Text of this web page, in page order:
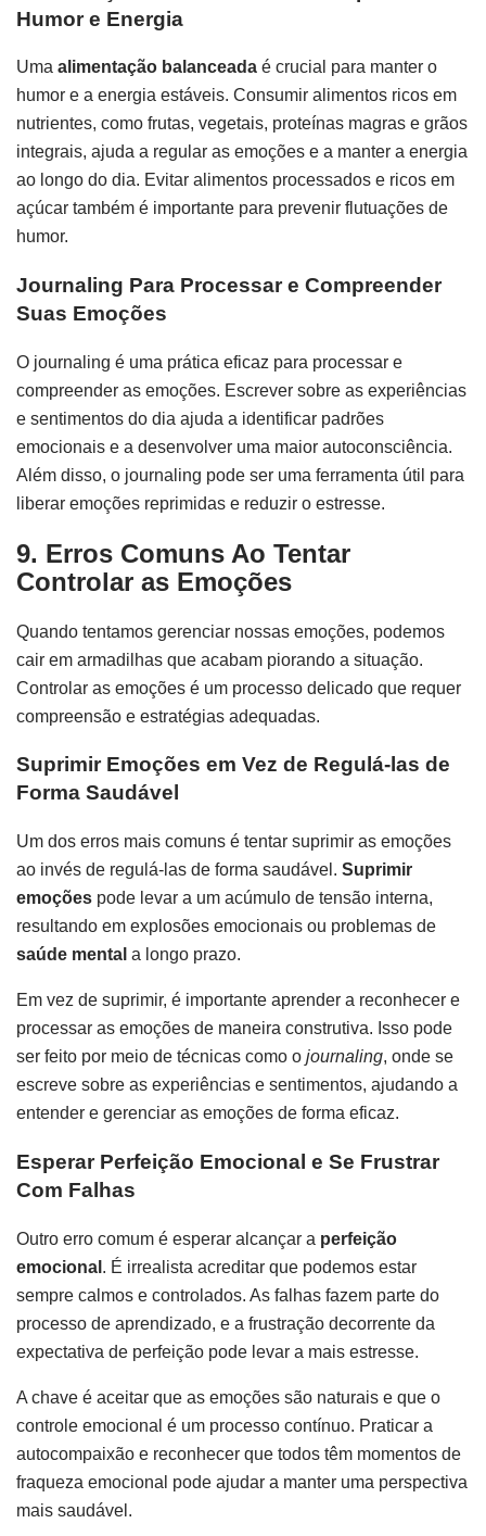
Humor e Energia
Uma alimentação balanceada é crucial para manter o
humor e a energia estáveis. Consumir alimentos ricos em
nutrientes, como frutas, vegetais, proteínas magras e grãos
integrais, ajuda a regular as emoções e a manter a energia
ao longo do dia. Evitar alimentos processados e ricos em
açúcar também é importante para prevenir flutuações de
humor.
Journaling Para Processar e Compreender
Suas Emoções
O journaling é uma prática eficaz para processar e
compreender as emoções. Escrever sobre as experiências
e sentimentos do dia ajuda a identificar padrões
emocionais e a desenvolver uma maior autoconsciência.
Além disso, o journaling pode ser uma ferramenta útil para
liberar emoções reprimidas e reduzir o estresse.
9. Erros Comuns Ao Tentar
Controlar as Emoções
Quando tentamos gerenciar nossas emoções, podemos
cair em armadilhas que acabam piorando a situação.
Controlar as emoções é um processo delicado que requer
compreensão e estratégias adequadas.
Suprimir Emoções em Vez de Regulá-las de
Forma Saudável
Um dos erros mais comuns é tentar suprimir as emoções
ao invés de regulá-las de forma saudável. Suprimir
emoções pode levar a um acúmulo de tensão interna,
resultando em explosões emocionais ou problemas de
saúde mental a longo prazo.
Em vez de suprimir, é importante aprender a reconhecer e
processar as emoções de maneira construtiva. Isso pode
ser feito por meio de técnicas como o journaling, onde se
escreve sobre as experiências e sentimentos, ajudando a
entender e gerenciar as emoções de forma eficaz.
Esperar Perfeição Emocional e Se Frustrar
Com Falhas
Outro erro comum é esperar alcançar a perfeição
emocional . É irrealista acreditar que podemos estar
sempre calmos e controlados. As falhas fazem parte do
processo de aprendizado, e a frustração decorrente da
expectativa de perfeição pode levar a mais estresse.
A chave é aceitar que as emoções são naturais e que o
controle emocional é um processo contínuo. Praticar a
autocompaixão e reconhecer que todos têm momentos de
fraqueza emocional pode ajudar a manter uma perspectiva
mais saudável.